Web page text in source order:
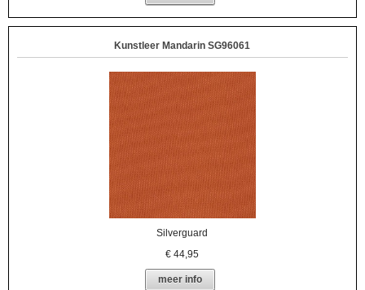
Kunstleer Mandarin SG96061
Silverguard
€44,95
meer info